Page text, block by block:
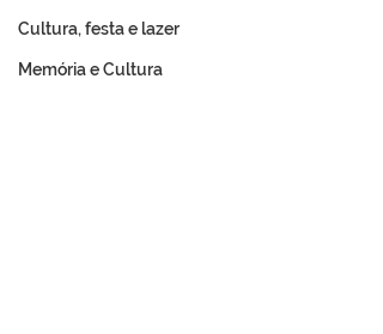
Cultura, festa e lazer
Memória e Cultura